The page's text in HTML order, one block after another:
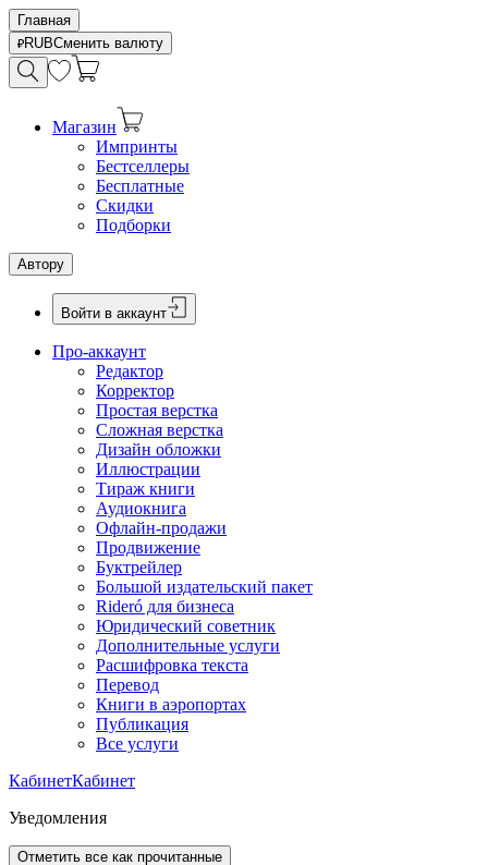
Главная
RUBСменить валюту
Магазин
Импринты
Бестселлеры
Бесплатные
Скидки
Подборки
Автору
Войти в аккаунт
Про-аккаунт
Редактор
Корректор
Простая верстка
Сложная верстка
Дизайн обложки
Иллюстрации
Тираж книги
Аудиокнига
Офлайн-продажи
Продвижение
Буктрейлер
Большой издательский пакет
Rideró для бизнеса
Юридический советник
Дополнительные услуги
Расшифровка текста
Перевод
Книги в аэропортах
Публикация
Все услуги
КабинетКабинет
Уведомления
Отметить все как прочитанные